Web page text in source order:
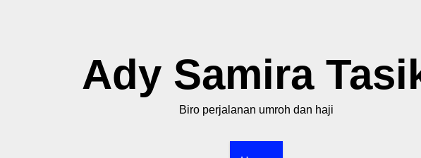
Ady Samira
Biro perjalanan umroh dan haji